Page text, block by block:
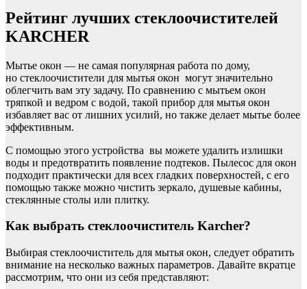
Рейтинг лучших стеклоочистителей
KARCHER
Мытье окон — не самая популярная работа по дому,
но стеклоочистители для мытья окон могут значительно
облегчить вам эту задачу. По сравнению с мытьем окон
тряпкой и ведром с водой, такой прибор для мытья окон
избавляет вас от лишних усилий, но также делает мытье более
эффективным.
С помощью этого устройства вы можете удалить излишки
воды и предотвратить появление подтеков. Пылесос для окон
подходит практически для всех гладких поверхностей, с его
помощью также можно чистить зеркало, душевые кабины,
стеклянные столы или плитку.
Как выбрать стеклоочиститель Karcher?
Выбирая стеклоочиститель для мытья окон, следует обратить
внимание на несколько важных параметров. Давайте вкратце
рассмотрим, что они из себя представляют: